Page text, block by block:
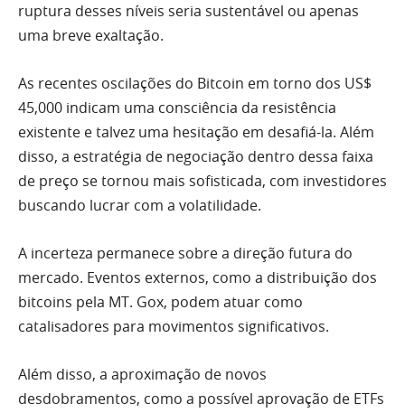
ruptura desses níveis seria sustentável ou apenas
uma breve exaltação.
As recentes oscilações do Bitcoin em torno dos US$
45,000 indicam uma consciência da resistência
existente e talvez uma hesitação em desafiá-la. Além
disso, a estratégia de negociação dentro dessa faixa
de preço se tornou mais sofisticada, com investidores
buscando lucrar com a volatilidade.
A incerteza permanece sobre a direção futura do
mercado. Eventos externos, como a distribuição dos
bitcoins pela MT. Gox, podem atuar como
catalisadores para movimentos significativos.
Além disso, a aproximação de novos
desdobramentos, como a possível aprovação de ETFs